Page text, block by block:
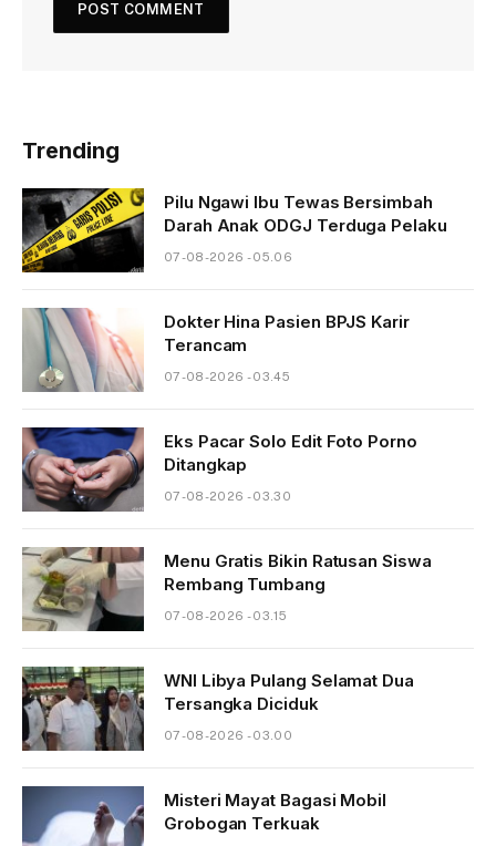
Trending
Pilu Ngawi Ibu Tewas Bersimbah
Darah Anak ODGJ Terduga Pelaku
07-08-2026 - 05.06
Dokter Hina Pasien BPJS Karir
Terancam
07-08-2026 - 03.45
Eks Pacar Solo Edit Foto Porno
Ditangkap
07-08-2026 - 03.30
Menu Gratis Bikin Ratusan Siswa
Rembang Tumbang
07-08-2026 - 03.15
WNI Libya Pulang Selamat Dua
Tersangka Diciduk
07-08-2026 - 03.00
Misteri Mayat Bagasi Mobil
Grobogan Terkuak